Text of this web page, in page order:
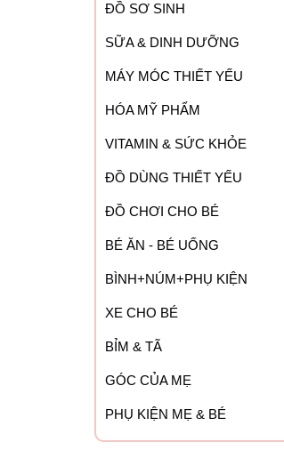
ĐỒ SƠ SINH
SỮA & DINH DƯỠNG
MÁY MÓC THIẾT YẾU
HÓA MỸ PHẨM
VITAMIN & SỨC KHỎE
ĐỒ DÙNG THIẾT YẾU
ĐỒ CHƠI CHO BÉ
BÉ ĂN - BÉ UỐNG
BÌNH+NÚM+PHỤ KIỆN
XE CHO BÉ
BỈM & TÃ
GÓC CỦA MẸ
PHỤ KIỆN MẸ & BÉ